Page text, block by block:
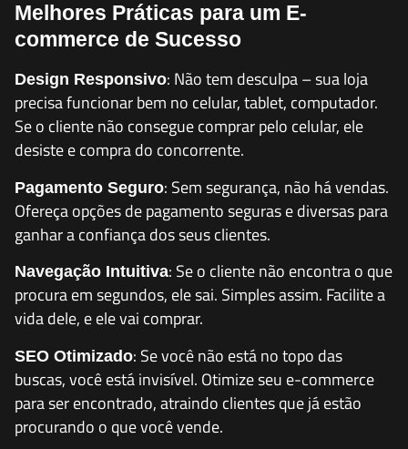
Melhores Práticas para um E-
commerce de Sucesso
Design Responsivo: Não tem desculpa – sua loja
precisa funcionar bem no celular, tablet, computador.
Se o cliente não consegue comprar pelo celular, ele
desiste e compra do concorrente.
Pagamento Seguro: Sem segurança, não há vendas.
Ofereça opções de pagamento seguras e diversas para
ganhar a confiança dos seus clientes.
Navegação Intuitiva: Se o cliente não encontra o que
procura em segundos, ele sai. Simples assim. Facilite a
vida dele, e ele vai comprar.
SEO Otimizado: Se você não está no topo das
buscas, você está invisível. Otimize seu e-commerce
para ser encontrado, atraindo clientes que já estão
procurando o que você vende.